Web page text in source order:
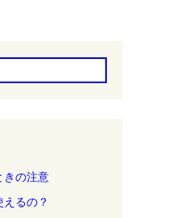
きの注意
るの？